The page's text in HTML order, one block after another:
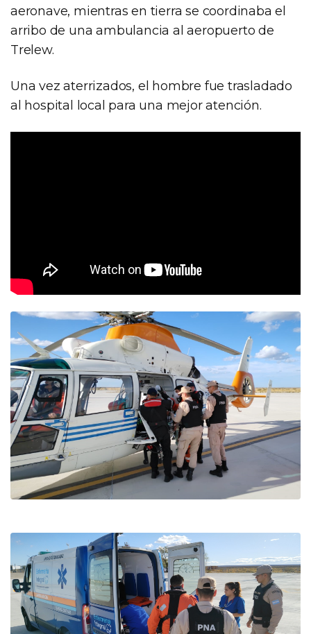
aeronave, mientras en tierra se coordinaba el
arribo de una ambulancia al aeropuerto de
Trelew.
Una vez aterrizados, el hombre fue trasladado
al hospital local para una mejor atención.